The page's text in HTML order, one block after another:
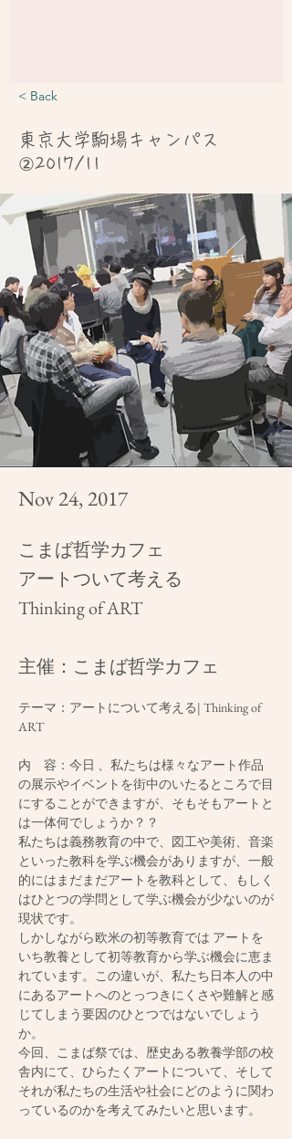
< Back
東京大学駒場キャンパス
②2017/11
Nov 24, 2017
こまば哲学カフェ
アートついて考える
Thinking of ART
主催：こまば哲学カフェ
テーマ：アートについて考える| Thinking of
ART
内　容：今日 、私たちは様々なアート作品
の展示やイベントを街中のいたるところで目
にすることができますが、そもそもアートと
は一体何でしょうか？？
私たちは義務教育の中で、図工や美術、音楽
といった教科を学ぶ機会がありますが、一般
的にはまだまだアートを教科として、もしく
はひとつの学問として学ぶ機会が少ないのが
現状です。
しかしながら欧米の初等教育では アートを
いち教養として初等教育から学ぶ機会に恵ま
れています。この違いが、私たち日本人の中
にあるアートへのとっつきにくさや難解と感
じてしまう要因のひとつではないでしょう
か。
今回、こまば祭では、歴史ある教養学部の校
舎内にて、ひらたくアートについて、そして
それが私たちの生活や社会にどのように関わ
っているのかを考えてみたいと思います。